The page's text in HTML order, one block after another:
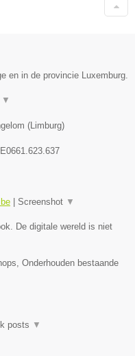
en in de provincie Luxemburg.
▼
(Limburg)
| Screenshot ▼
De digitale wereld is niet
Onderhouden bestaande
posts ▼